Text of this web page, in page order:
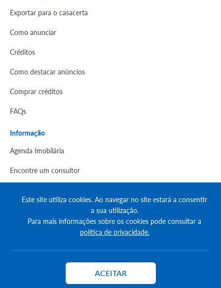
Exportar para o casacerta
Como anunciar
Créditos
Como destacar anúncios
Comprar créditos
FAQs
Informação
Agenda Imobilária
Encontre um consultor
Este site utiliza cookies. Ao navegar no site estará a consentir
a sua utilização.
Para mais informações sobre os cookies pode consultar a
política de privacidade.
ACEITAR